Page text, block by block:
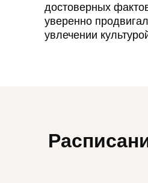
достоверных
уверенно
увлечении